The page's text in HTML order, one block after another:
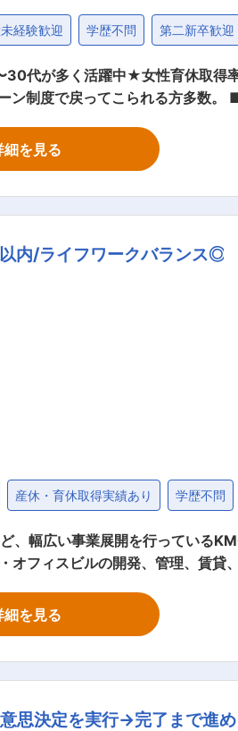
経験歓迎 学歴不問 第二新卒歓迎
30代が多く活躍中★女性育休取得
こられる方多数。 ■業務内容： 来店さ
器の販売 ◎各種手続き対応（機種
な操作方法から人気アプリの使
通勤手当（当社規定による） ・時
年連続で『健康経営
仕事の両立サポート企業』として
細を見る
内/ライフワークバランス◎
産休・育休取得実績あり 学歴不問
、幅広い事業展開を行っている
温浴宿泊施設運営、企画室等への
営業対策など為の基礎データの
える人材の育成に注力していま
細を見る
思決定を実行→完了まで進